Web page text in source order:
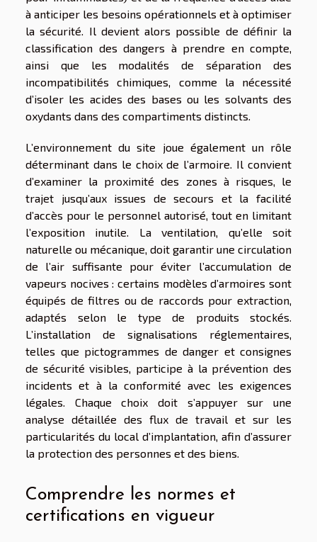
à anticiper les besoins opérationnels et à optimiser
la sécurité. Il devient alors possible de définir la
classification des dangers à prendre en compte,
ainsi que les modalités de séparation des
incompatibilités chimiques, comme la nécessité
d’isoler les acides des bases ou les solvants des
oxydants dans des compartiments distincts.
L’environnement du site joue également un rôle
déterminant dans le choix de l’armoire. Il convient
d’examiner la proximité des zones à risques, le
trajet jusqu’aux issues de secours et la facilité
d’accès pour le personnel autorisé, tout en limitant
l’exposition inutile. La ventilation, qu’elle soit
naturelle ou mécanique, doit garantir une circulation
de l’air suffisante pour éviter l’accumulation de
vapeurs nocives : certains modèles d’armoires sont
équipés de filtres ou de raccords pour extraction,
adaptés selon le type de produits stockés.
L’installation de signalisations réglementaires,
telles que pictogrammes de danger et consignes
de sécurité visibles, participe à la prévention des
incidents et à la conformité avec les exigences
légales. Chaque choix doit s’appuyer sur une
analyse détaillée des flux de travail et sur les
particularités du local d’implantation, afin d’assurer
la protection des personnes et des biens.
Comprendre les normes et
certifications en vigueur